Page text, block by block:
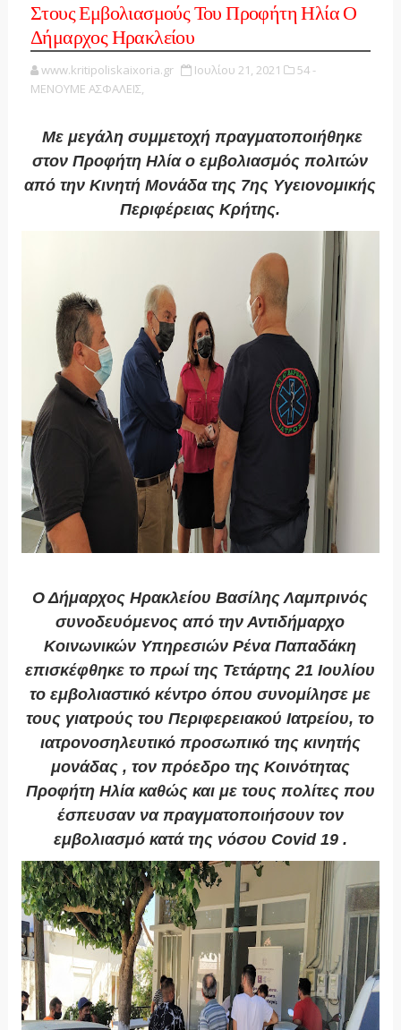
Στους Εμβολιασμούς Του Προφήτη Ηλία Ο
Δήμαρχος Ηρακλείου
www.kritipoliskaixoria.gr Ιουλίου 21, 2021
54 -
ΜΕΝΟΥΜΕ ΑΣΦΑΛΕΙΣ,
Με μεγάλη συμμετοχή πραγματοποιήθηκε
στον Προφήτη Ηλία ο εμβολιασμός πολιτών
από την Κινητή Μονάδα της 7ης Υγειονομικής
Περιφέρειας Κρήτης.
Ο Δήμαρχος Ηρακλείου Βασίλης Λαμπρινός
συνοδευόμενος από την Αντιδήμαρχο
Κοινωνικών Υπηρεσιών Ρένα Παπαδάκη
επισκέφθηκε το πρωί της Τετάρτης 21 Ιουλίου
το εμβολιαστικό κέντρο όπου συνομίλησε με
τους γιατρούς του Περιφερειακού Ιατρείου, το
ιατρονοσηλευτικό προσωπικό της κινητής
μονάδας , τον πρόεδρο της Κοινότητας
Προφήτη Ηλία καθώς και με τους πολίτες που
έσπευσαν να πραγματοποιήσουν τον
εμβολιασμό κατά της νόσου Covid 19 .